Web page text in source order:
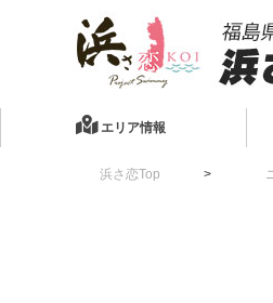
エリア情報
浜さ恋Top